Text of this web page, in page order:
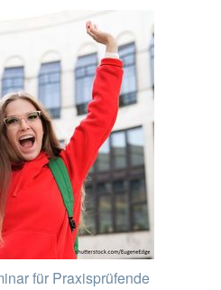
für Praxisprüfende